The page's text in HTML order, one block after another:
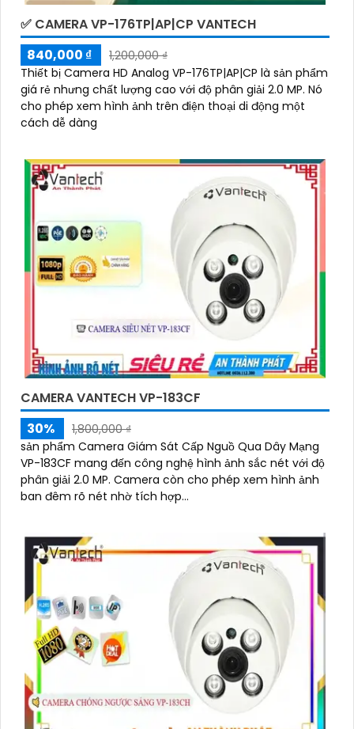
✅ CAMERA VP-176TP|AP|CP VANTECH
840,000 ₫
1,200,000 ₫
Thiết bị Camera HD Analog VP-176TP|AP|CP là sản phẩm
giá rẻ nhưng chất lượng cao với độ phân giải 2.0 MP. Nó
cho phép xem hình ảnh trên điện thoại di động một
cách dễ dàng
CAMERA VANTECH VP-183CF
30%
1,800,000 ₫
sản phẩm Camera Giám Sát Cấp Nguồ Qua Dây Mạng
VP-183CF mang đến công nghệ hình ảnh sắc nét với độ
phân giải 2.0 MP. Camera còn cho phép xem hình ảnh
ban đêm rõ nét nhờ tích hợp...